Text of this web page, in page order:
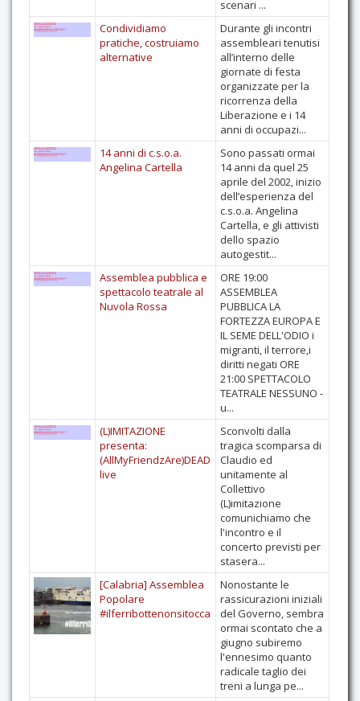
scenari ...
Condividiamo
pratiche, costruiamo
alternative
Durante gli incontri
assembleari tenutisi
all’interno delle
giornate di festa
organizzate per la
ricorrenza della
Liberazione e i 14
anni di occupazi...
14 anni di c.s.o.a.
Angelina Cartella
Sono passati ormai
14 anni da quel 25
aprile del 2002, inizio
dell’esperienza del
c.s.o.a. Angelina
Cartella, e gli attivisti
dello spazio
autogestit...
Assemblea pubblica e
spettacolo teatrale al
Nuvola Rossa
ORE 19:00
ASSEMBLEA
PUBBLICA LA
FORTEZZA EUROPA E
IL SEME DELL'ODIO i
migranti, il terrore,i
diritti negati ORE
21:00 SPETTACOLO
TEATRALE NESSUNO -
u...
(L)IMITAZIONE
presenta:
(AllMyFriendzAre)DEAD
live
Sconvolti dalla
tragica scomparsa di
Claudio ed
unitamente al
Collettivo
(L)imitazione
comunichiamo che
l'incontro e il
concerto previsti per
stasera...
[Calabria] Assemblea
Popolare
#ilferribottenonsitocca
Nonostante le
rassicurazioni iniziali
del Governo, sembra
ormai scontato che a
giugno subiremo
l'ennesimo quanto
radicale taglio dei
treni a lunga pe...